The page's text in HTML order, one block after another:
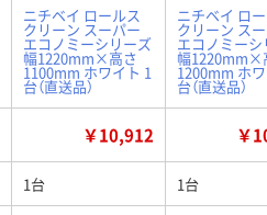
ニチベイ ロールス
クリーン スーパー
エコノミーシリーズ
幅1220mm×高さ
1100mm ホワイト 1
台（直送品）
ニチベイ ロ
クリーン ス
エコノミー
幅1220mm×
1200mm ホ
台（直送品）
￥10,912 ￥
1台 1台